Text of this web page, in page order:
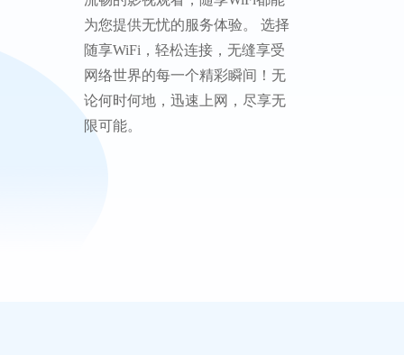
为您提供无忧的服务体验。 选择
随享WiFi，轻松连接，无缝享受
网络世界的每一个精彩瞬间！无
论何时何地，迅速上网，尽享无
限可能。